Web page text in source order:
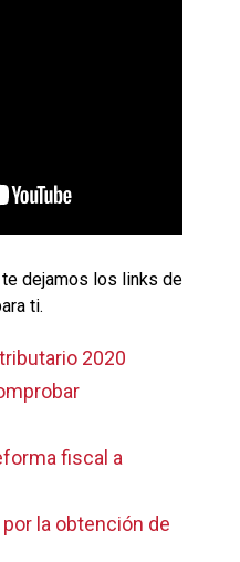
dejamos los links de
ti.
2020
fiscal a
la obtención de